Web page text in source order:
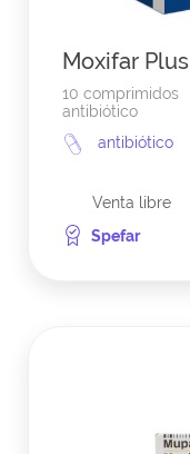
Moxifar Plus
10 comprimidos
antibiótico
antibiótico
Venta libre
Spefar